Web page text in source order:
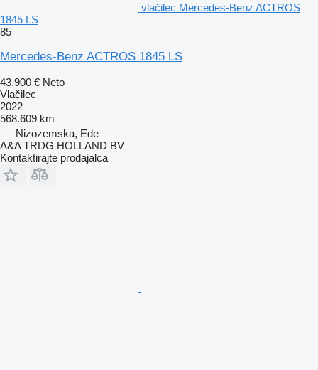
vlačilec Mercedes-Benz ACTROS
1845 LS
85
Mercedes-Benz ACTROS 1845 LS
43.900 € Neto
Vlačilec
2022
568.609 km
Nizozemska, Ede
A&A TRDG HOLLAND BV
Kontaktirajte prodajalca